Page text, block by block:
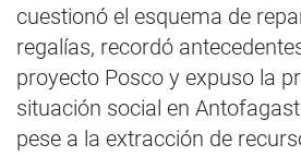
cuestionó el esquema de
regalías, recordó
proyecto Posco y expuso la
situación social en
pese a la extracción de